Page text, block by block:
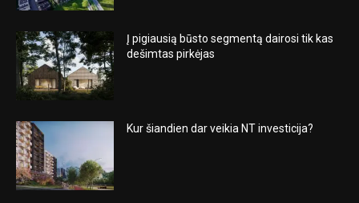
Į pigiausią būsto segmentą dairosi tik kas
dešimtas pirkėjas
Kur šiandien dar veikia NT investicija?